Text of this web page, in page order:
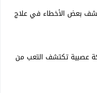
بعض الأخطاء في علاج
عصبية تكتشف التعب من